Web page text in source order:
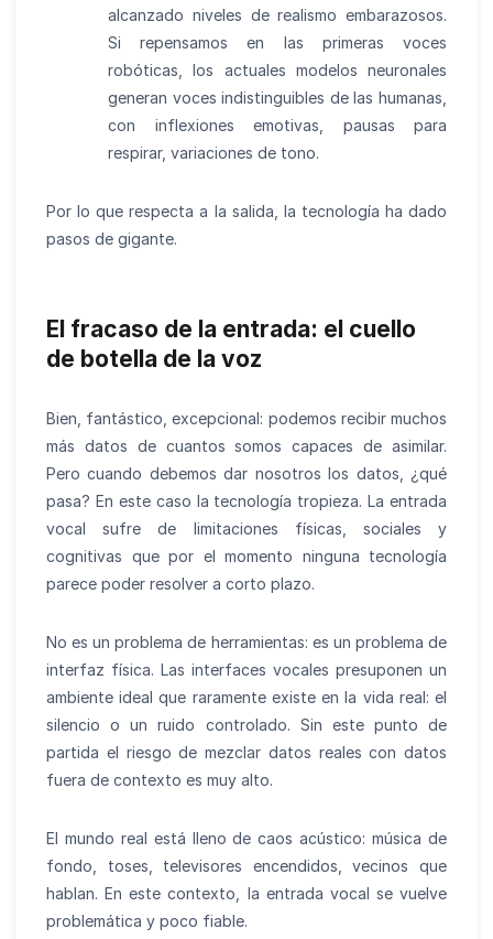
alcanzado niveles de realismo embarazosos.
Si repensamos en las primeras voces
robóticas, los actuales modelos neuronales
generan voces indistinguibles de las humanas,
con inflexiones emotivas, pausas para
respirar, variaciones de tono.
Por lo que respecta a la salida, la tecnología ha dado
pasos de gigante.
El fracaso de la entrada: el cuello
de botella de la voz
Bien, fantástico, excepcional: podemos recibir muchos
más datos de cuantos somos capaces de asimilar.
Pero cuando debemos dar nosotros los datos, ¿qué
pasa? En este caso la tecnología tropieza. La entrada
vocal sufre de limitaciones físicas, sociales y
cognitivas que por el momento ninguna tecnología
parece poder resolver a corto plazo.
No es un problema de herramientas: es un problema de
interfaz física. Las interfaces vocales presuponen un
ambiente ideal que raramente existe en la vida real: el
silencio o un ruido controlado. Sin este punto de
partida el riesgo de mezclar datos reales con datos
fuera de contexto es muy alto.
El mundo real está lleno de caos acústico: música de
fondo, toses, televisores encendidos, vecinos que
hablan. En este contexto, la entrada vocal se vuelve
problemática y poco fiable.